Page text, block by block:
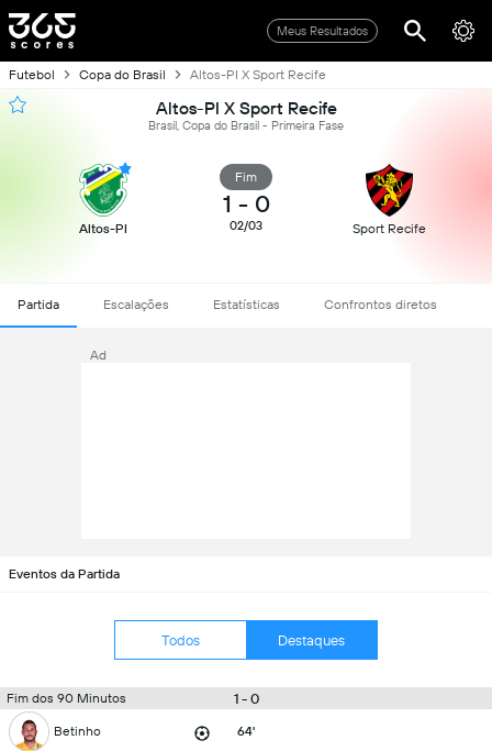
Meus Resultados
Futebol Copa do Brasil Altos-PI X Sport Recife
Altos-PI X Sport Recife
Brasil, Copa do Brasil - Primeira Fase
Altos-PI
Fim
1 - 0
02/03 Sport Recife
Partida Escalações Estatísticas Confrontos diretos
Ad
Eventos da Partida
Todos Destaques
Fim dos 90 Minutos 1 - 0
Betinho 64'